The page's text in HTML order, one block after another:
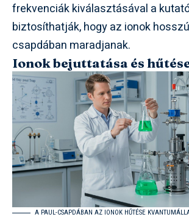
frekvenciák kiválasztásával a
biztosíthatják, hogy az ionok
csapdában maradjanak.
Ionok bejuttatása és
A PAUL-CSAPDÁBAN AZ IONOK HŰTÉSE